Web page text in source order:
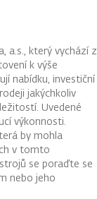
a.s., který vychází z
k výše
nabídku, investiční
jakýchkoliv
Uvedené
výkonnosti.
by mohla
v tomto
se poraďte se
nebo jeho